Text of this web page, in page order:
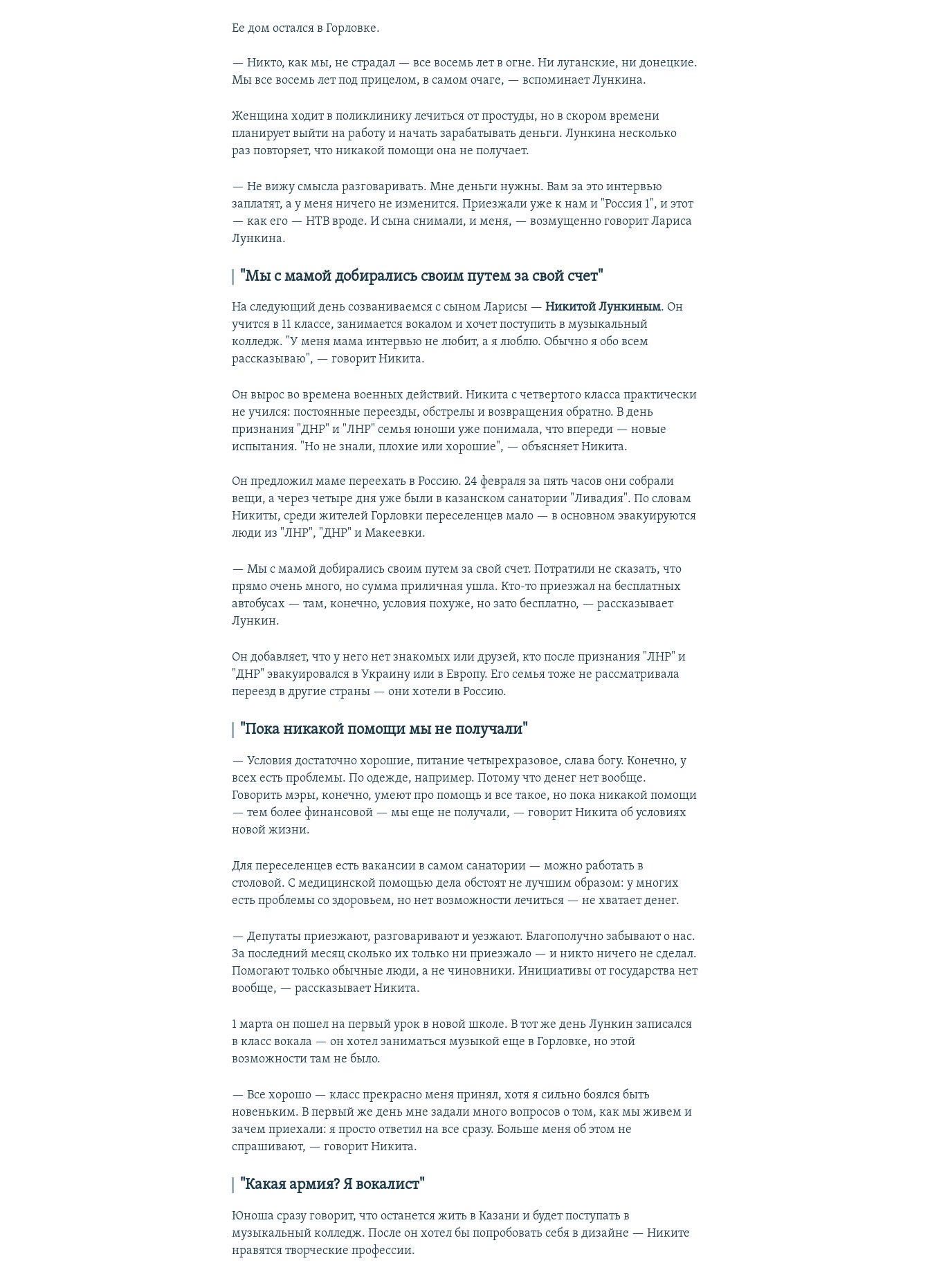
Ее дом остался в Горловке.
— Никто, как мы, не страдал — все восемь лет в огне. Ни луганские, ни донецкие.
Мы все восемь лет под прицелом, в самом очаге, — вспоминает Лункина.
Женщина ходит в поликлинику лечиться от простуды, но в скором времени
планирует выйти на работу и начать зарабатывать деньги. Лункина несколько
раз повторяет, что никакой помощи она не получает.
— Не вижу смысла разговаривать. Мне деньги нужны. Вам за это интервью
заплатят, а у меня ничего не изменится. Приезжали уже к нам и "Россия 1", и этот
— как его — НТВ вроде. И сына снимали, и меня, — возмущенно говорит Лариса
Лункина.
"Мы с мамой добирались своим путем за свой счет"
На следующий день созваниваемся с сыном Ларисы —Никитой Лункиным. Он
учится в 11 классе, занимается вокалом и хочет поступить в музыкальный
колледж. "У меня мама интервью не любит, а я люблю. Обычно я обо всем
рассказываю", — говорит Никита.
Он вырос во времена военных действий. Никита с четвертого класса практически
не учился: постоянные переезды, обстрелы и возвращения обратно. В день
признания "ДНР" и "ЛНР" семья юноши уже понимала, что впереди — новые
испытания. "Но не знали, плохие или хорошие", — объясняет Никита.
Он предложил маме переехать в Россию. 24 февраля за пять часов они собрали
вещи, а через четыре дня уже были в казанском санатории "Ливадия". По словам
Никиты, среди жителей Горловки переселенцев мало — в основном эвакуируются
люди из "ЛНР", "ДНР" и Макеевки.
— Мы с мамой добирались своим путем за свой счет. Потратили не сказать, что
прямо очень много, но сумма приличная ушла. Кто-то приезжал на бесплатных
автобусах — там, конечно, условия похуже, но зато бесплатно, — рассказывает
Лункин.
Он добавляет, что у него нет знакомых или друзей, кто после признания "ЛНР" и
"ДНР" эвакуировался в Украину или в Европу. Его семья тоже не рассматривала
переезд в другие страны — они хотели в Россию.
"Пока никакой помощи мы не получали"
— Условия достаточно хорошие, питание четырехразовое, слава богу. Конечно, у
всех есть проблемы. По одежде, например. Потому что денег нет вообще.
Говорить мэры, конечно, умеют про помощь и все такое, но пока никакой помощи
— тем более финансовой — мы еще не получали, — говорит Никита об условиях
новой жизни.
Для переселенцев есть вакансии в самом санатории — можно работать в
столовой. С медицинской помощью дела обстоят не лучшим образом: у многих
есть проблемы со здоровьем, но нет возможности лечиться — не хватает денег.
— Депутаты приезжают, разговаривают и уезжают. Благополучно забывают о нас.
За последний месяц сколько их только ни приезжало — и никто ничего не сделал.
Помогают только обычные люди, а не чиновники. Инициативы от государства нет
вообще, — рассказывает Никита.
1 марта он пошел на первый урок в новой школе. В тот же день Лункин записался
в класс вокала — он хотел заниматься музыкой еще в Горловке, но этой
возможности там не было.
— Все хорошо — класс прекрасно меня принял, хотя я сильно боялся быть
новеньким. В первый же день мне задали много вопросов о том, как мы живем и
зачем приехали: я просто ответил на все сразу. Больше меня об этом не
спрашивают, — говорит Никита.
"Какая армия? Я вокалист"
Юноша сразу говорит, что останется жить в Казани и будет поступать в
музыкальный колледж. После он хотел бы попробовать себя в дизайне — Никите
нравятся творческие профессии.